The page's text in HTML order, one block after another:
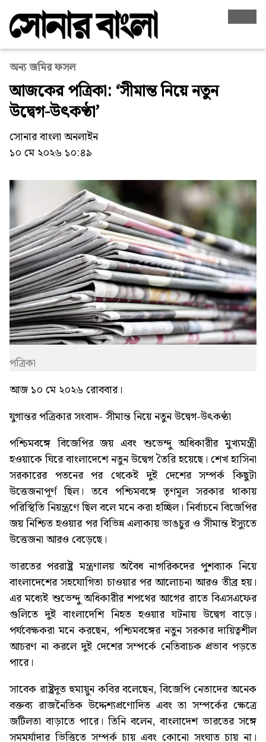
অন্য জমির ফসল
আজকের পত্রিকা: ‘সীমান্ত নিয়ে নতুন
উদ্বেগ-উৎকণ্ঠা’
সোনার বাংলা অনলাইন
১০ মে ২০২৬ ১০:৪৯
পত্রিকা
আজ ১০ মে ২০২৬ রোববার।
যুগান্তর পত্রিকার সংবাদ-সীমান্ত নিয়ে নতুন উদ্বেগ-উৎকণ্ঠা
পশ্চিমবঙ্গে বিজেপির জয় এবং শুভেন্দু অধিকারীর মুখ্যমন্ত্রী
হওয়াকে ঘিরে বাংলাদেশে নতুন উদ্বেগ তৈরি হয়েছে। শেখ হাসিনা
সরকারের পতনের পর থেকেই দুই দেশের সম্পর্ক কিছুটা
উত্তেজনাপূর্ণ ছিল। তবে পশ্চিমবঙ্গে তৃণমূল সরকার থাকায়
পরিস্থিতি নিয়ন্ত্রণে ছিল বলে মনে করা হচ্ছিল। নির্বাচনে বিজেপির
জয় নিশ্চিত হওয়ার পর বিভিন্ন এলাকায় ভাঙচুর ও সীমান্ত ইস্যুতে
উত্তেজনা আরও বেড়েছে।
ভারতের পররাষ্ট্র মন্ত্রণালয় অবৈধ নাগরিকদের পুশব্যাক নিয়ে
বাংলাদেশের সহযোগিতা চাওয়ার পর আলোচনা আরও তীব্র হয়।
এর মধ্যেই শুভেন্দু অধিকারীর শপথের আগের রাতে বিএসএফের
গুলিতে দুই বাংলাদেশি নিহত হওয়ার ঘটনায় উদ্বেগ বাড়ে।
পর্যবেক্ষকরা মনে করছেন, পশ্চিমবঙ্গের নতুন সরকার দায়িত্বশীল
আচরণ না করলে দুই দেশের সম্পর্কে নেতিবাচক প্রভাব পড়তে
পারে।
সাবেক রাষ্ট্রদূত হুমায়ুন কবির বলেছেন, বিজেপি নেতাদের অনেক
বক্তব্য রাজনৈতিক উদ্দেশ্যপ্রণোদিত এবং তা সম্পর্কের ক্ষেত্রে
জটিলতা বাড়াতে পারে। তিনি বলেন, বাংলাদেশ ভারতের সঙ্গে
সমমর্যাদার ভিত্তিতে সম্পর্ক চায় এবং কোনো সংঘাত চায় না।